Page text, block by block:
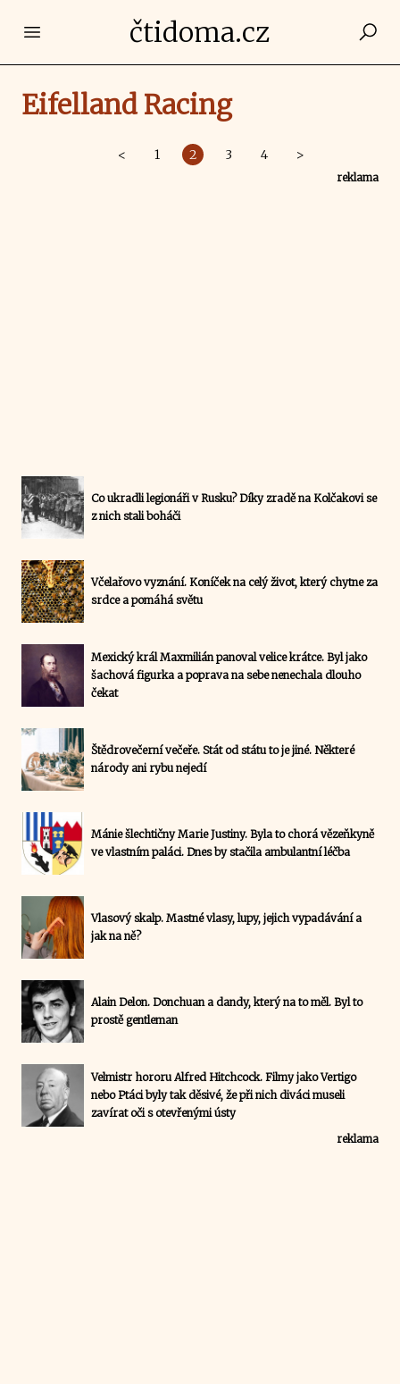
Open main menučtidoma.cz
Eifelland Racing
< 1 2 3 4 >
reklama
Co ukradli legionáři v Rusku? Díky zradě na Kolčakovi se
z nich stali boháči
Včelařovo vyznání. Koníček na celý život, který chytne za
srdce a pomáhá světu
Mexický král Maxmilián panoval velice krátce. Byl jako
šachová figurka a poprava na sebe nenechala dlouho
čekat
Štědrovečerní večeře. Stát od státu to je jiné. Některé
národy ani rybu nejedí
Mánie šlechtičny Marie Justiny. Byla to chorá vězeňkyně
ve vlastním paláci. Dnes by stačila ambulantní léčba
Vlasový skalp. Mastné vlasy, lupy, jejich vypadávání a
jak na ně?
Alain Delon. Donchuan a dandy, který na to měl. Byl to
prostě gentleman
Velmistr hororu Alfred Hitchcock. Filmy jako Vertigo
nebo Ptáci byly tak děsivé, že při nich diváci museli
zavírat oči s otevřenými ústy
reklama